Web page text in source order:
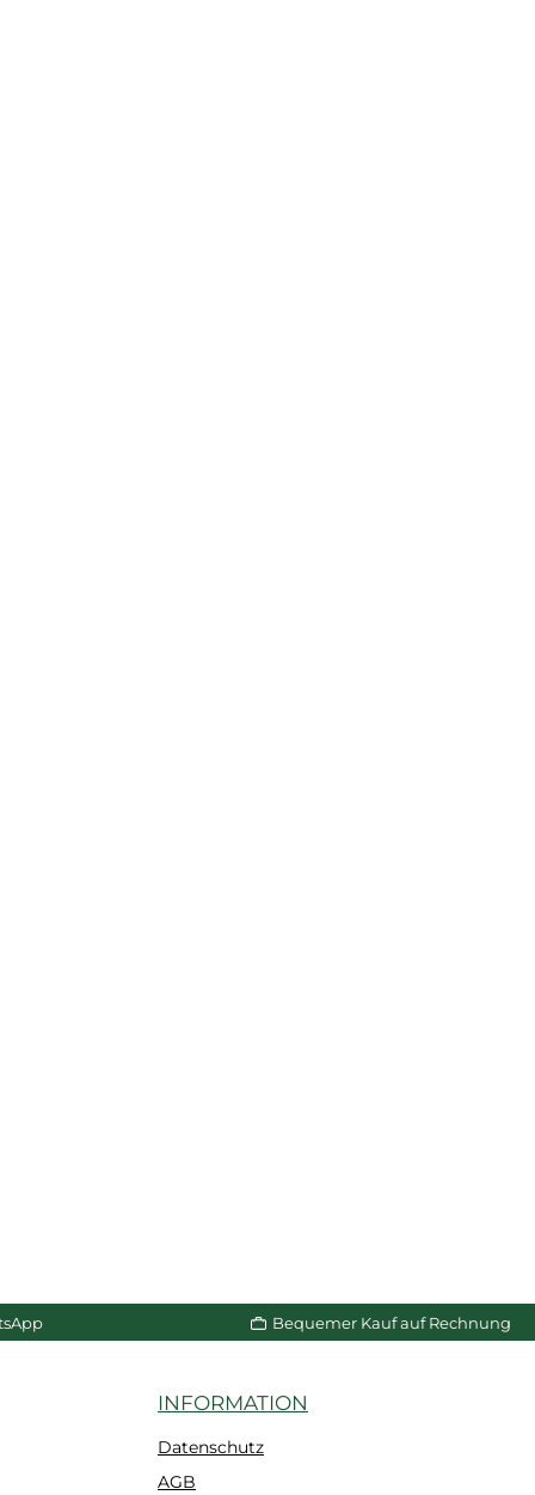
Bequemer Kauf auf Rechnung
INFORMATION
Datenschutz
AGB